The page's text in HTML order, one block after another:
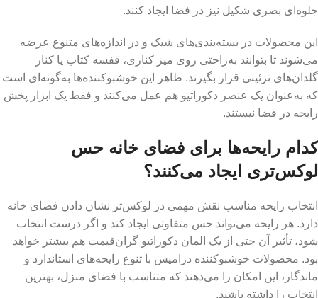
جلوه‌ای بصری شکیل نیز در فضا ایجاد کنند.
این محصولات در بسته‌بندی‌های شیک و در اندازه‌های متنوع عرضه
می‌شوند تا بتوانند به‌راحتی روی میز کناری، قفسه کتاب یا کنار
گلدان‌های تزئینی قرار بگیرند. ظاهر این خوشبوکننده‌ها به‌گونه‌ای است
که به‌عنوان یک عنصر دکوراتیو هم عمل می‌کنند و فقط یک ابزار پخش
رایحه در فضا نیستند.
کدام رایحه‌ها برای فضای خانه حس
لوکس‌تری ایجاد می‌کنند؟
انتخاب رایحه مناسب نقش مهمی در لوکس‌تر نشان دادن فضای خانه
دارد. هر رایحه می‌تواند حس متفاوتی ایجاد کند و اگر درست انتخاب
شود، تأثیر آن حتی از یک المان دکوراتیو گران‌قیمت هم بیشتر خواهد
بود. محصولات خوشبوکننده درامیس با تنوع رایحه‌های استاندارد و
ماندگار، این امکان را می‌دهند که متناسب با فضای منزل، بهترین
انتخاب را داشته باشید.